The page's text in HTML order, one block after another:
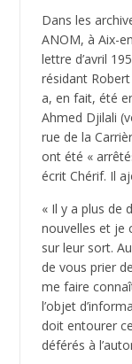
Dans les
ANOM, à Aix-
lettre d’avril
résidant
a, en fait, été
Ahmed Djilali
rue de la
ont été «
écrit Chérif. Il
« Il y a plus de
nouvelles et je
sur leur sort.
de vous prier
me faire
l’objet
doit entourer
déférés à